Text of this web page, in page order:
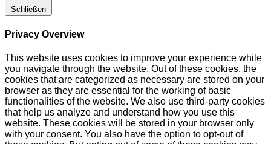
Schließen
Privacy Overview
This website uses cookies to improve your experience while
you navigate through the website. Out of these cookies, the
cookies that are categorized as necessary are stored on your
browser as they are essential for the working of basic
functionalities of the website. We also use third-party cookies
that help us analyze and understand how you use this
website. These cookies will be stored in your browser only
with your consent. You also have the option to opt-out of